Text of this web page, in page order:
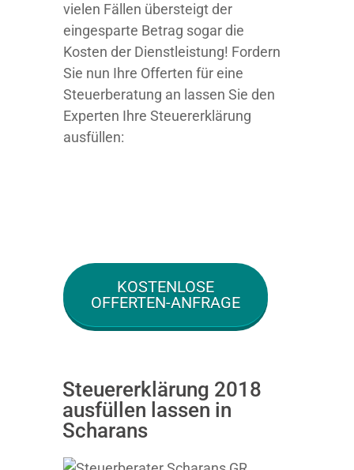
vielen Fällen übersteigt der
eingesparte Betrag sogar die
Kosten der Dienstleistung! Fordern
Sie nun Ihre Offerten für eine
Steuerberatung an lassen Sie den
Experten Ihre Steuererklärung
ausfüllen:
KOSTENLOSE
OFFERTEN-ANFRAGE
Steuererklärung 2018
ausfüllen lassen in
Scharans